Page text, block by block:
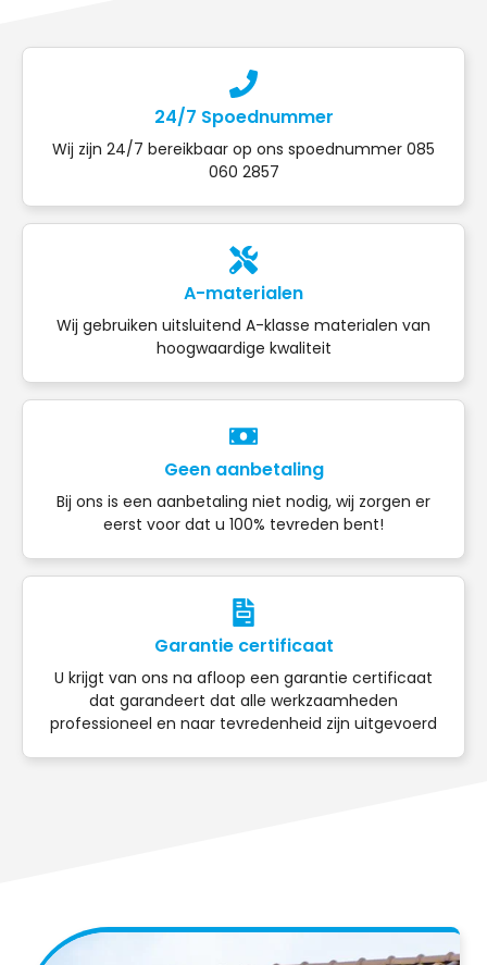
24/7 Spoednummer
Wij zijn 24/7 bereikbaar op ons spoednummer 085
060 2857
A-materialen
Wij gebruiken uitsluitend A-klasse materialen van
hoogwaardige kwaliteit
Geen aanbetaling
Bij ons is een aanbetaling niet nodig, wij zorgen er
eerst voor dat u 100% tevreden bent!
Garantie certificaat
U krijgt van ons na afloop een garantie certificaat
dat garandeert dat alle werkzaamheden
professioneel en naar tevredenheid zijn uitgevoerd